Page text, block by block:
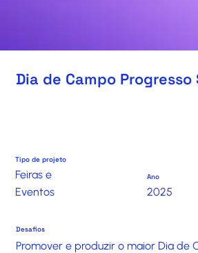
Desafios
Promover e produzir o maior Dia de
Dia de Campo
Tipo de projeto
Feiras e
Eventos
Ano
2025